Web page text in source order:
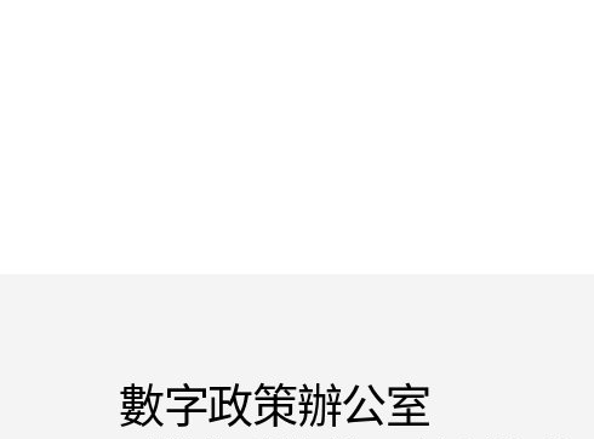
數字政策辦公室